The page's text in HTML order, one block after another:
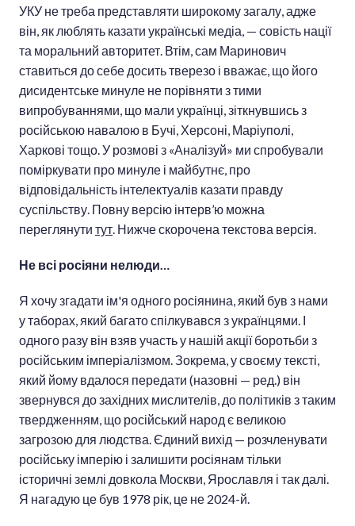
УКУ не треба представляти широкому загалу, адже
він, як люблять казати українські медіа, — совість нації
та моральний авторитет. Втім, сам Маринович
ставиться до себе досить тверезо і вважає, що його
дисидентське минуле не порівняти з тими
випробуваннями, що мали українці, зіткнувшись з
російською навалою в Бучі, Херсоні, Маріуполі,
Харкові тощо. У розмові з «Аналізуй» ми спробували
поміркувати про минуле і майбутнє, про
відповідальність інтелектуалів казати правду
суспільству. Повну версію інтерв’ю можна
переглянути тут. Нижче скорочена текстова версія.
Не всі росіяни нелюди…
Я хочу згадати ім'я одного росіянина, який був з нами
у таборах, який багато спілкувався з українцями. І
одного разу він взяв участь у нашій акції боротьби з
російським імперіалізмом. Зокрема, у своєму тексті,
який йому вдалося передати (назовні — ред.) він
звернувся до західних мислителів, до політиків з таким
твердженням, що російський народ є великою
загрозою для людства. Єдиний вихід — розчленувати
російську імперію і залишити росіянам тільки
історичні землі довкола Москви, Ярославля і так далі.
Я нагадую це був 1978 рік, це не 2024-й.